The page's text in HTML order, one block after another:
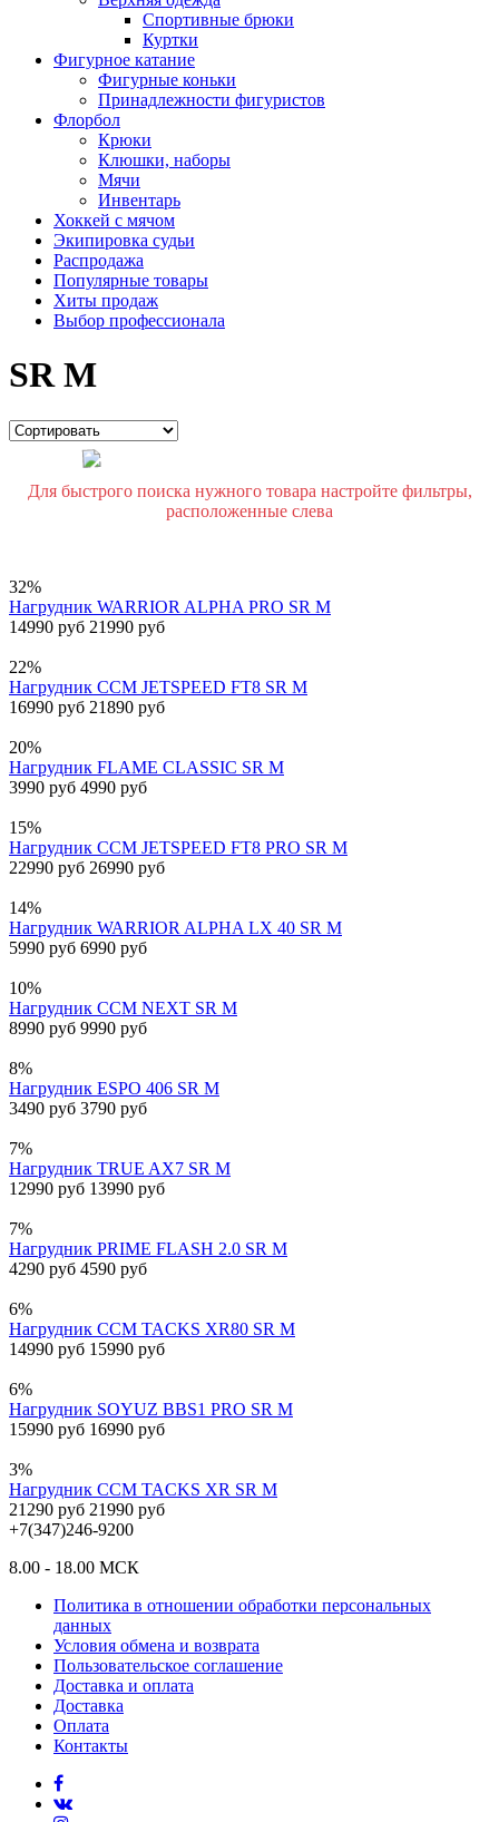
Спортивные брюки
Куртки
Фигурное катание
Фигурные коньки
Принадлежности фигуристов
Флорбол
Крюки
Клюшки, наборы
Мячи
Инвентарь
Хоккей с мячом
Экипировка судьи
Распродажа
Популярные товары
Хиты продаж
Выбор профессионала
SR M
Для быстрого поиска нужного товара настройте фильтры,
расположенные слева
32%
Нагрудник WARRIOR ALPHA PRO SR M
14990 руб 21990 руб
22%
Нагрудник CCM JETSPEED FT8 SR M
16990 руб 21890 руб
20%
Нагрудник FLAME CLASSIC SR M
3990 руб 4990 руб
15%
Нагрудник CCM JETSPEED FT8 PRO SR M
22990 руб 26990 руб
14%
Нагрудник WARRIOR ALPHA LX 40 SR M
5990 руб 6990 руб
10%
Нагрудник CCM NEXT SR M
8990 руб 9990 руб
8%
Нагрудник ESPO 406 SR M
3490 руб 3790 руб
7%
Нагрудник TRUE AX7 SR M
12990 руб 13990 руб
7%
Нагрудник PRIME FLASH 2.0 SR M
4290 руб 4590 руб
6%
Нагрудник CCM TACKS XR80 SR M
14990 руб 15990 руб
6%
Нагрудник SOYUZ BBS1 PRO SR M
15990 руб 16990 руб
3%
Нагрудник CCM TACKS XR SR M
21290 руб 21990 руб
+7(347)246-9200
8.00 - 18.00 МСК
Политика в отношении обработки персональных
данных
Условия обмена и возврата
Пользовательское соглашение
Доставка и оплата
Доставка
Оплата
Контакты